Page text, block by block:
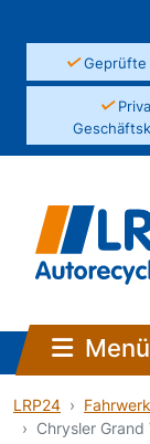
✓Geprüfte
✓
Menü
LRP24 Fahrwerk
Chrysler